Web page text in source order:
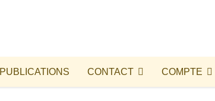
PUBLICATIONS CONTACT COMPTE